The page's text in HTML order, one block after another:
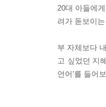
20대 아들에
려가 돋보이
부 자체보다
고 싶었던 지
언어’를 들어